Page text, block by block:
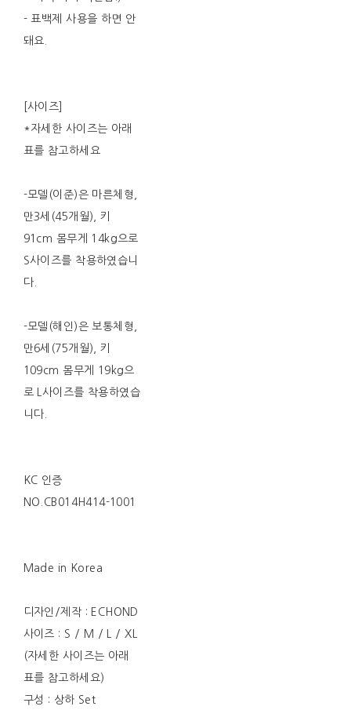
- 표백제 사용을 하면 안
돼요.
[사이즈]
*자세한 사이즈는 아래
표를 참고하세요
-모델(이준)은 마른체형,
만3세(45개월), 키
91cm 몸무게 14kg으로
S사이즈를 착용하였습니
다.
-모델(해인)은 보통체형,
만6세(75개월), 키
109cm 몸무게 19kg으
로 L사이즈를 착용하였습
니다.
KC 인증
NO.CB014H414-1001
Made in Korea
디자인/제작 : ECHOND
사이즈 : S / M / L / XL
(자세한 사이즈는 아래
표를 참고하세요)
구성 : 상하 Set